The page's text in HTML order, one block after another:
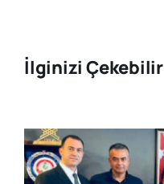
İlginizi Çekebilir